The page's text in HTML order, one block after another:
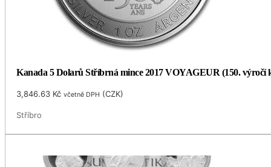
Kanada 5 Dolarů Stříbrná mince 2017 VOYAGEUR (150. výročí
3,846.63 Kč včetně DPH (CZK)
Stříbro